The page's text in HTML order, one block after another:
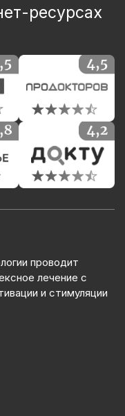
ресурсах
проводит
лечение с
и стимуляции